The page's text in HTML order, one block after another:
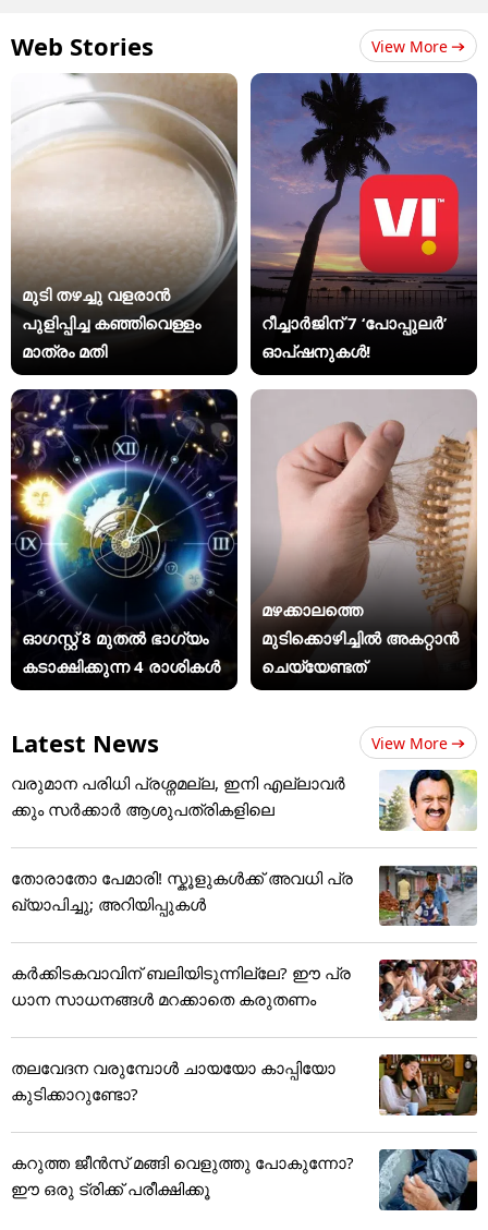
Web Stories View More
മുടി തഴച്ചു വളരാൻ
പുളിപ്പിച്ച കഞ്ഞിവെള്ളം
മാത്രം മതി
റീച്ചാർജിന് 7 ‘പോപ്പുലർ’
ഓപ്ഷനുകൾ!
ഓഗസ്റ്റ് 8 മുതൽ ഭാഗ്യം
കടാക്ഷിക്കുന്ന 4 രാശികൾ
മഴക്കാലത്തെ
മുടിക്കൊഴിച്ചിൽ അകറ്റാൻ
ചെയ്യേണ്ടത്
Latest News View More
വരുമാന പരിധി പ്രശ്നമല്ല, ഇനി എല്ലാവർ
ക്കും സർക്കാർ ആശുപത്രികളിലെ
തോരാതോ പേമാരി! സ്കൂളുകൾക്ക് അവധി പ്ര
ഖ്യാപിച്ചു; അറിയിപ്പുകൾ
കർക്കിടകവാവിന് ബലിയിടുന്നില്ലേ? ഈ പ്ര
ധാന സാധനങ്ങൾ മറക്കാതെ കരുതണം
തലവേദന വരുമ്പോൾ ചായയോ കാപ്പിയോ
കുടിക്കാറുണ്ടോ?
കറുത്ത ജീൻസ് മങ്ങി വെളുത്തു പോകുന്നോ?
ഈ ഒരു ട്രിക്ക് പരീക്ഷിക്കൂ